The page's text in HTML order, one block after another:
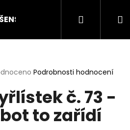
HODNOCENÍ STAVU
Hledat
Podrobnosti hodnocení
č. 73 -
to zařídí